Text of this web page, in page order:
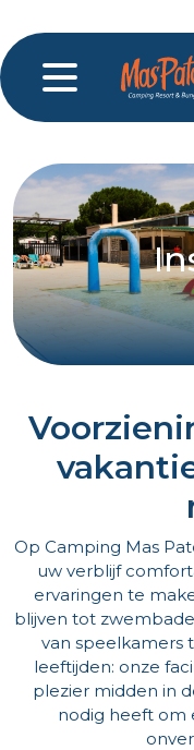
Op Camping Mas
uw verblijf
ervaringen te
blijven tot
van speelkamers
leeftijden: onze
plezier midden in
nodig heeft om